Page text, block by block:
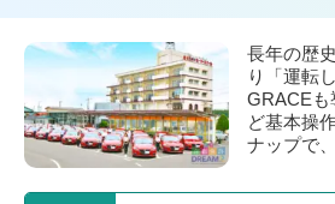
長年の歴
り「運転
GRACEも
ど基本操
ナップで